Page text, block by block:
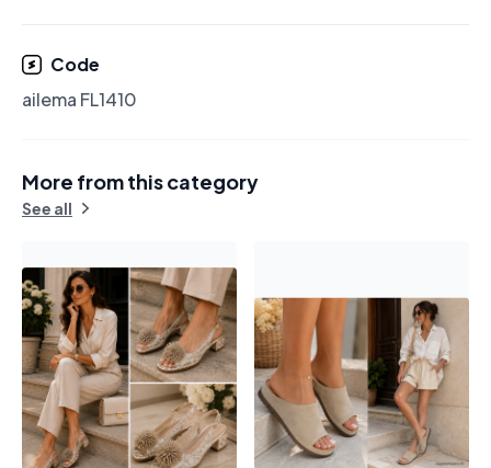
Code
ailema FL1410
More from this category
See all